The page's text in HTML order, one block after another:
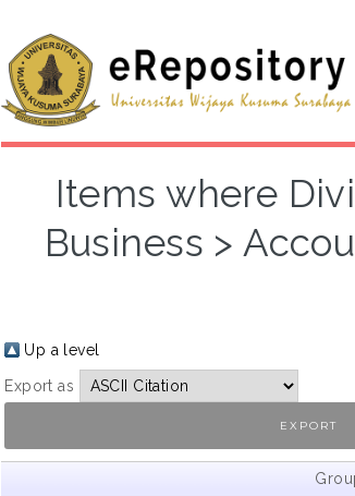
Items where
Business >
Up a level
Export as
Toggle